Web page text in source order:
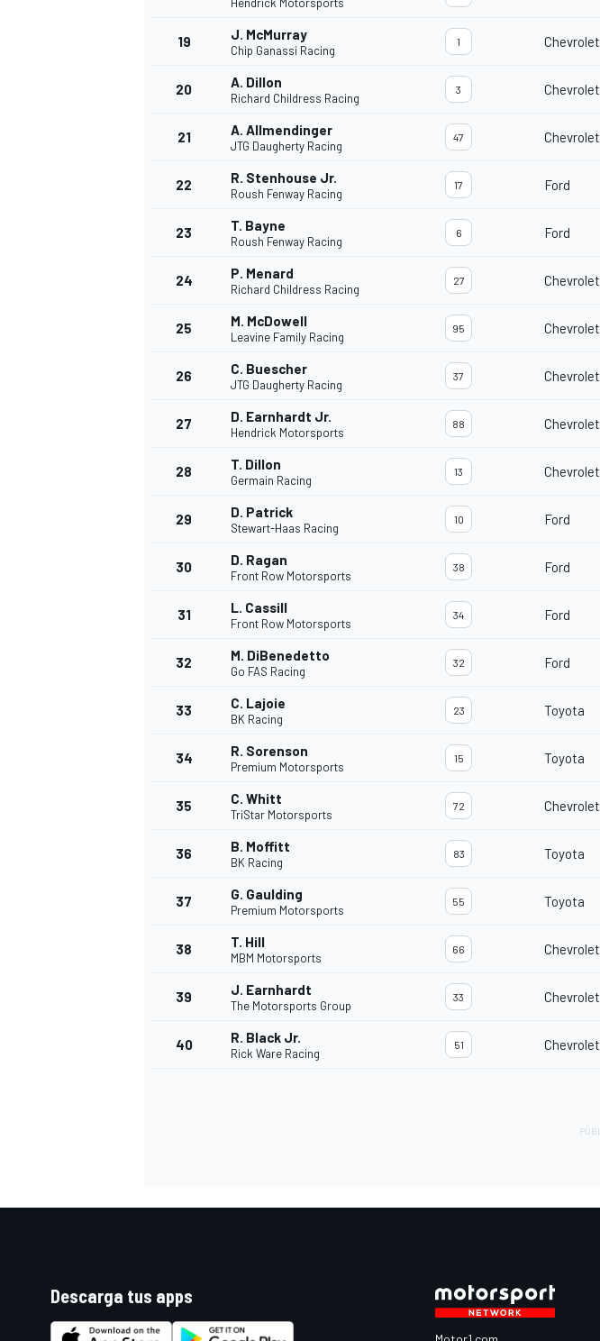
19 J. McMurray
Chip Ganassi Racing
1 Chevrolet
20 A. Dillon
Richard Childress Racing
3 Chevrolet
21 A. Allmendinger
JTG Daugherty Racing
47 Chevrolet
22 R. Stenhouse Jr.
Roush Fenway Racing
17 Ford
23 T. Bayne
Roush Fenway Racing
6 Ford
24 P. Menard
Richard Childress Racing
27 Chevrolet
25 M. McDowell
Leavine Family Racing
95 Chevrolet
26 C. Buescher
JTG Daugherty Racing
37 Chevrolet
27 D. Earnhardt Jr.
Hendrick Motorsports
88 Chevrolet
28 T. Dillon
Germain Racing
13 Chevrolet
29 D. Patrick
Stewart-Haas Racing
10 Ford
30 D. Ragan
Front Row Motorsports
38 Ford
31 L. Cassill
Front Row Motorsports
34 Ford
32 M. DiBenedetto
Go FAS Racing
32 Ford
33 C. Lajoie
BK Racing
23 Toyota
34 R. Sorenson
Premium Motorsports
15 Toyota
35 C. Whitt
TriStar Motorsports
72 Chevrolet
36 B. Moffitt
BK Racing
83 Toyota
37 G. Gaulding
Premium Motorsports
55 Toyota
38 T. Hill
MBM Motorsports
66 Chevrolet
39 J. Earnhardt
The Motorsports Group
33 Chevrolet
40 R. Black Jr.
Rick Ware Racing
51 Chevrolet
Descarga tus apps